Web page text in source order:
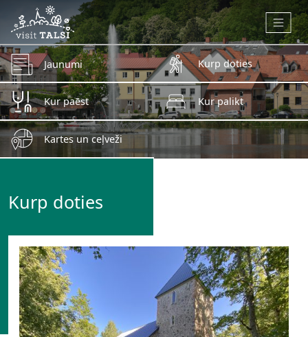
Skip to main content
Jaunumi Kurp doties
Kur paēst Kur palikt
Kartes un ceļveži
Kurp doties